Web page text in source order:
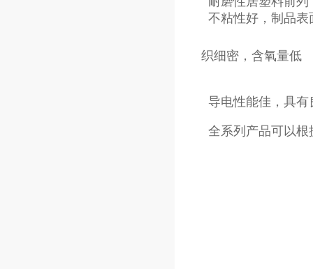
织细密，含氧量低
全系列产品可以